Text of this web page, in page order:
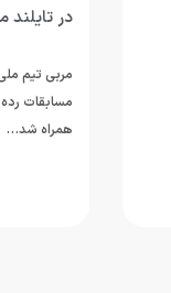
در تایلند
مربی تیم
همراه شد…